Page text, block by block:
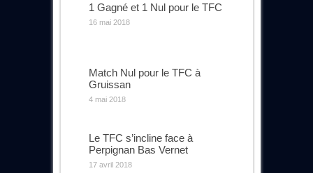
1 Gagné et 1 Nul pour le TFC
16 mai 2018
Match Nul pour le TFC à
Gruissan
4 mai 2018
Le TFC s’incline face à
Perpignan Bas Vernet
17 avril 2018